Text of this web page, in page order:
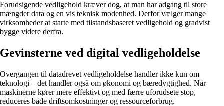
Forudsigende vedligehold kræver dog, at man har adgang til store
mængder data og en vis teknisk modenhed. Derfor vælger mange
virksomheder at starte med tilstandsbaseret vedligehold og gradvist
bygge videre derfra.
Gevinsterne ved digital vedligeholdelse
Overgangen til datadrevet vedligeholdelse handler ikke kun om
teknologi – det handler også om økonomi og bæredygtighed. Når
maskinerne kører mere effektivt og med færre uforudsete stop,
reduceres både driftsomkostninger og ressourceforbrug.